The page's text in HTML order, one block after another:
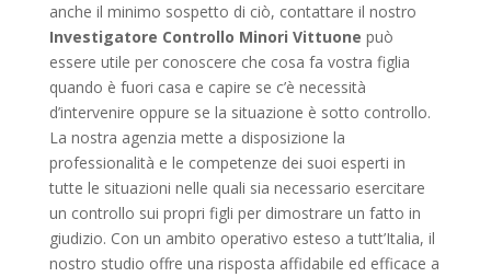
anche il minimo sospetto di ciò, contattare il nostro
Investigatore Controllo Minori Vittuone può
essere utile per conoscere che cosa fa vostra figlia
quando è fuori casa e capire se c’è necessità
d’intervenire oppure se la situazione è sotto controllo.
La nostra agenzia mette a disposizione la
professionalità e le competenze dei suoi esperti in
tutte le situazioni nelle quali sia necessario esercitare
un controllo sui propri figli per dimostrare un fatto in
giudizio. Con un ambito operativo esteso a tutt’Italia, il
nostro studio offre una risposta affidabile ed efficace a